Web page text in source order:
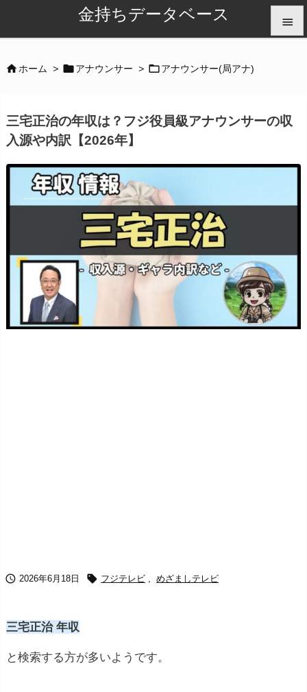
金持ちデータベース 


ホーム > アナウンサー > アナウンサー(局アナ)
三宅正治の年収は？フジ役員級アナウンサーの収
入源や内訳【2026年】
 2026年6月18日  フジテレビ めざましテレビ
三宅正治 年収
と検索する方が多いようです。